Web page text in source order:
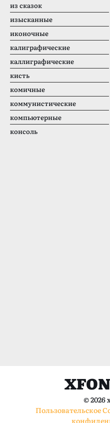
из сказок
изысканные
иконочные
калиграфические
каллиграфические
кисть
комичные
коммунистические
компьютерные
консоль
© 2026
Пользовательское